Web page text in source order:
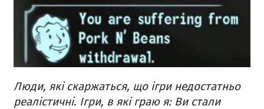
Люди, які скаржаться, що ігри недостатньо
реалістичні. Ігри, в які граю я:Ви стали